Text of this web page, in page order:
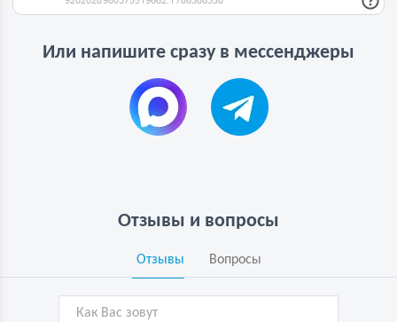
Или напишите сразу в мессенджеры
Отзывы и вопросы
Отзывы Вопросы